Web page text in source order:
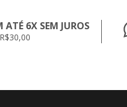
6X SEM JUROS